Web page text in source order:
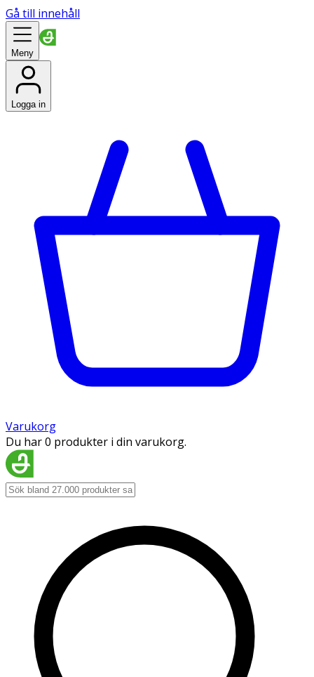
Gå till innehåll
Meny
Logga in
Varukorg
Du har 0 produkter i din varukorg.